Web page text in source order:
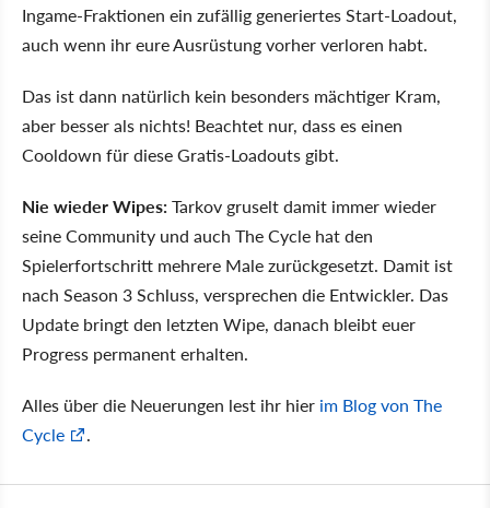
Ingame-Fraktionen ein zufällig generiertes Start-Loadout,
auch wenn ihr eure Ausrüstung vorher verloren habt.
Das ist dann natürlich kein besonders mächtiger Kram,
aber besser als nichts! Beachtet nur, dass es einen
Cooldown für diese Gratis-Loadouts gibt.
Nie wieder Wipes:Tarkov gruselt damit immer wieder
seine Community und auch The Cycle hat den
Spielerfortschritt mehrere Male zurückgesetzt. Damit ist
nach Season 3 Schluss, versprechen die Entwickler. Das
Update bringt den letzten Wipe, danach bleibt euer
Progress permanent erhalten.
Alles über die Neuerungen lest ihr hier im Blog von The
Cycle
.